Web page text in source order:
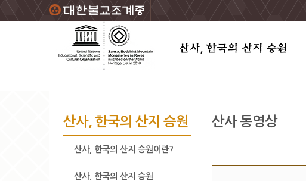
주요메뉴 바로가기
본문 바로가기
하단메뉴 바로가기
산사, 한국의 산지 승원
산사, 한국의 산지 승원이란?
산사, 한국의 산지 승원
산사 동영상